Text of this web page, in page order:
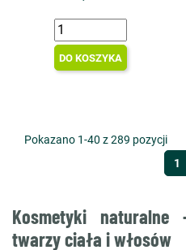
DO KOSZYKA
Pokazano 1-40 z 289 pozycji
1
Kosmetyki naturalne
twarzy ciała i włosów